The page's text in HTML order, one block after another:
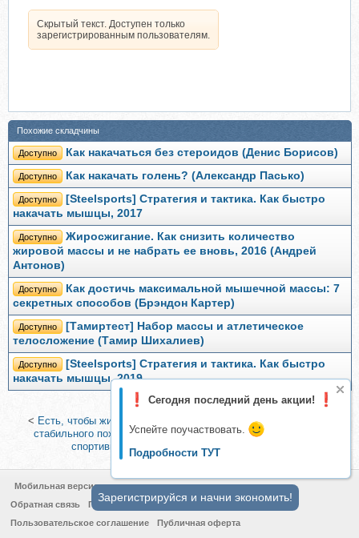
Сегодня последний день акции!
Успейте поучаствовать.
Подробности ТУТ
Скрытый текст. Доступен только
зарегистрированным пользователям.
Похожие складчины
Доступно Как накачаться без стероидов (Денис Борисов)
Доступно Как накачать голень? (Александр Пасько)
Доступно
[Steelsports] Стратегия и тактика. Как быстро
накачать мышцы, 2017
Доступно
Жиросжигание. Как снизить количество
жировой массы и не набрать ее вновь, 2016 (Андрей
Антонов)
Доступно
Как достичь максимальной мышечной массы: 7
секретных способов (Брэндон Картер)
Доступно
[Тамиртест] Набор массы и атлетическое
телосложение (Тамир Шихалиев)
Доступно
[Steelsports] Стратегия и тактика. Как быстро
накачать мышцы, 2019
< Есть, чтобы жить. Революционная формула для быстрого и
стабильного похудения (Михаил и Алина Титовы)
спортивного питания (Владимир Молодов)
Мобильная версия
Обратная связь
Политика конфиденциальности
Пользовательское соглашение
Публичная оферта
Зарегистрируйся и начни экономить!